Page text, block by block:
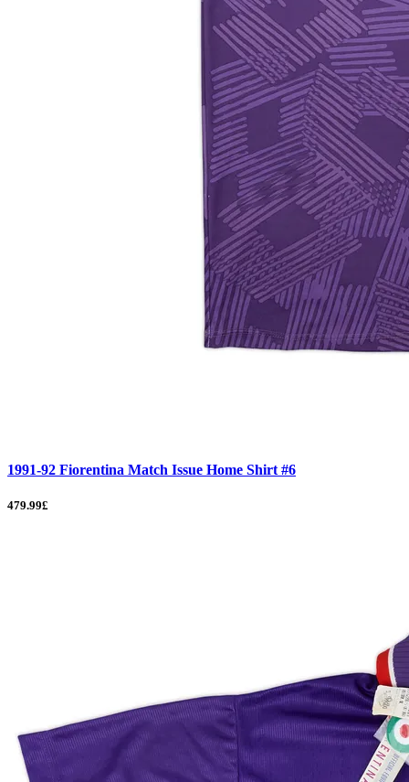
1991-92 Fiorentina Match Issue Home Shirt #6
479.99£